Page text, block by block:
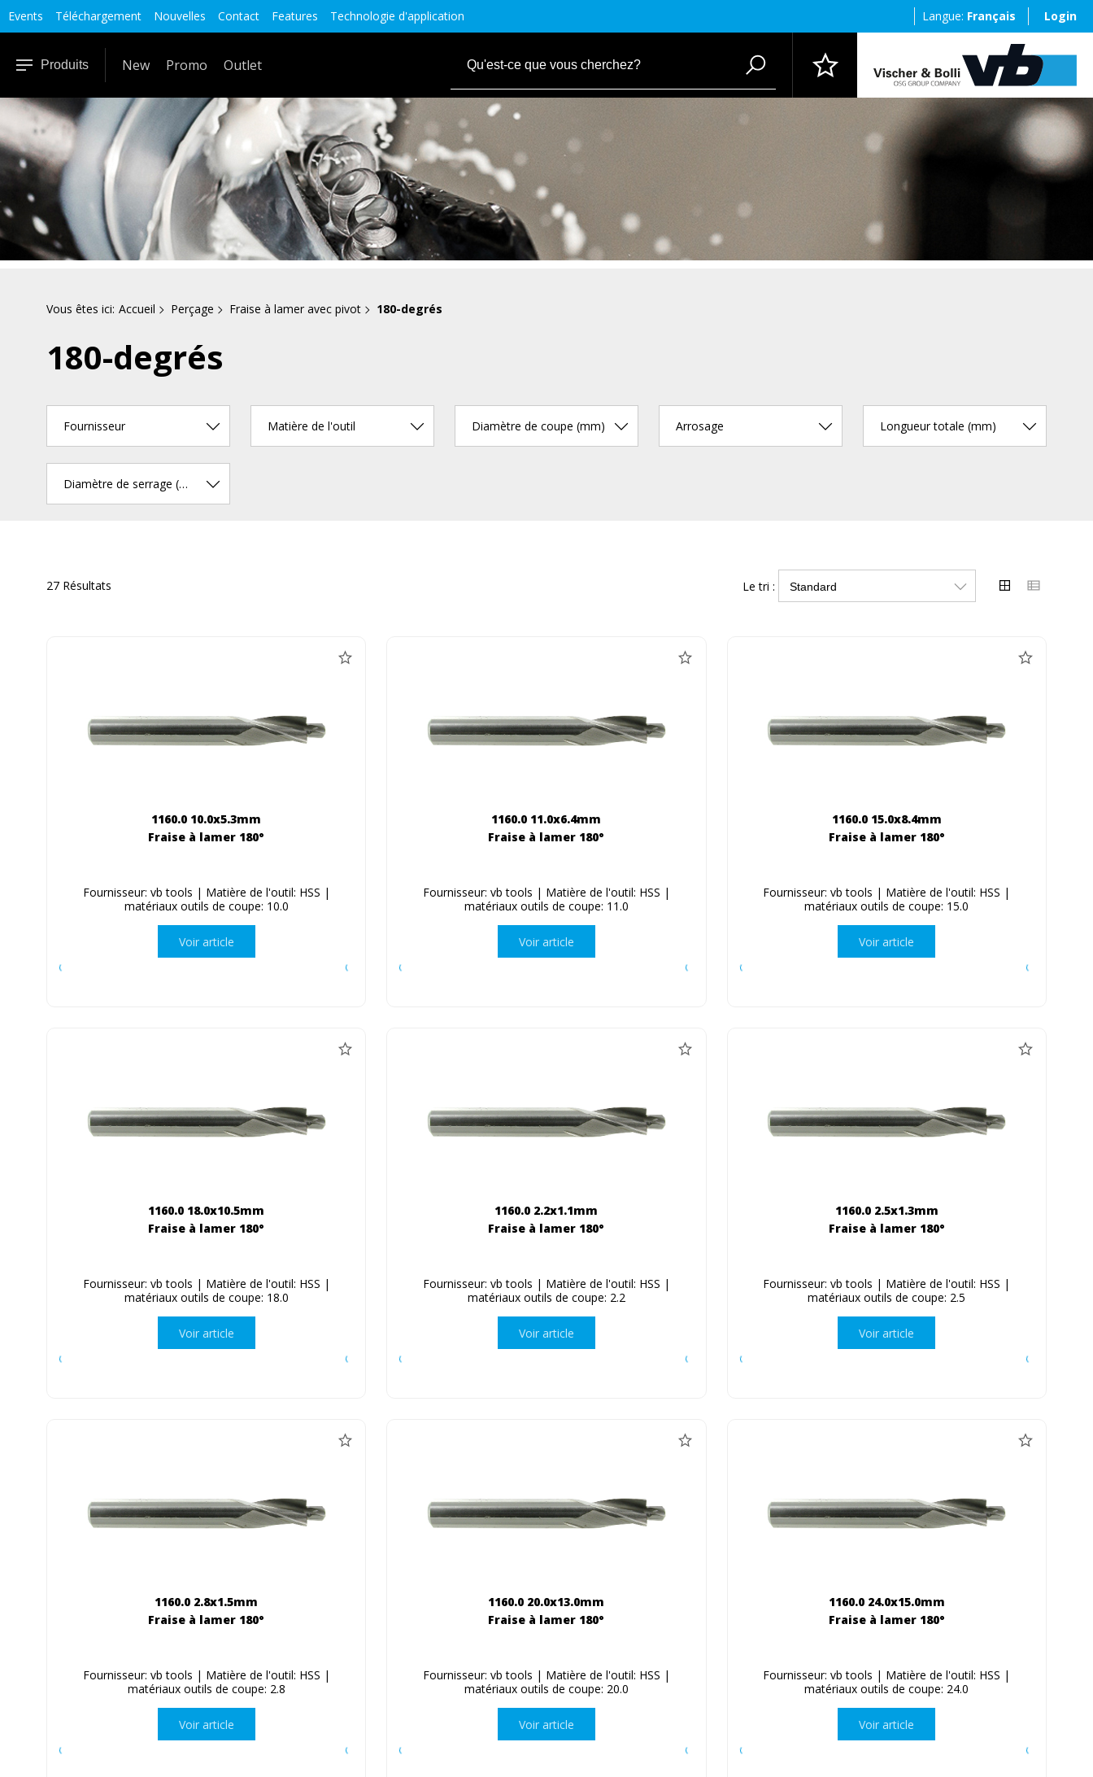
Events Téléchargement Nouvelles Contact Features Technologie d'application Langue: Français Login
Produits New Promo Outlet
Vous êtes ici: Accueil Perçage Fraise à lamer avec pivot 180-degrés
180-degrés
Fournisseur Matière de l'outil Diamètre de coupe (mm) Arrosage Longueur totale (mm)
Diamètre de serrage (mm)
27 Résultats Le tri :
1160.0 10.0x5.3mm
Fraise à lamer 180°
Fournisseur: vb tools | Matière de l'outil: HSS |
matériaux outils de coupe: 10.0
Voir article
1160.0 11.0x6.4mm
Fraise à lamer 180°
Fournisseur: vb tools | Matière de l'outil: HSS |
matériaux outils de coupe: 11.0
Voir article
1160.0 15.0x8.4mm
Fraise à lamer 180°
Fournisseur: vb tools | Matière de l'outil: HSS |
matériaux outils de coupe: 15.0
Voir article
1160.0 18.0x10.5mm
Fraise à lamer 180°
Fournisseur: vb tools | Matière de l'outil: HSS |
matériaux outils de coupe: 18.0
Voir article
1160.0 2.2x1.1mm
Fraise à lamer 180°
Fournisseur: vb tools | Matière de l'outil: HSS |
matériaux outils de coupe: 2.2
Voir article
1160.0 2.5x1.3mm
Fraise à lamer 180°
Fournisseur: vb tools | Matière de l'outil: HSS |
matériaux outils de coupe: 2.5
Voir article
1160.0 2.8x1.5mm
Fraise à lamer 180°
Fournisseur: vb tools | Matière de l'outil: HSS |
matériaux outils de coupe: 2.8
Voir article
1160.0 20.0x13.0mm
Fraise à lamer 180°
Fournisseur: vb tools | Matière de l'outil: HSS |
matériaux outils de coupe: 20.0
Voir article
1160.0 24.0x15.0mm
Fraise à lamer 180°
Fournisseur: vb tools | Matière de l'outil: HSS |
matériaux outils de coupe: 24.0
Voir article